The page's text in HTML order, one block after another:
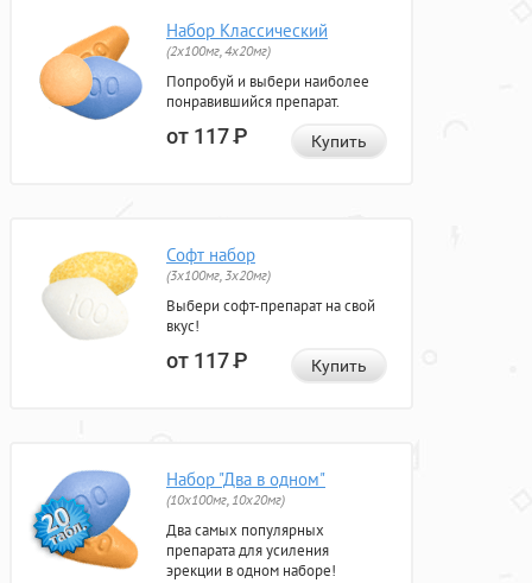
Набор Классический
(2x100мг, 4x20мг)
Попробуй и выбери наиболее
понравившийся препарат.
от 117Р Купить
Софт набор
(3x100мг, 3x20мг)
Выбери софт-препарат на свой
вкус!
от 117Р Купить
Набор "Два в одном"
(10x100мг, 10x20мг)
Два самых популярных
препарата для усиления
эрекции в одном наборе!